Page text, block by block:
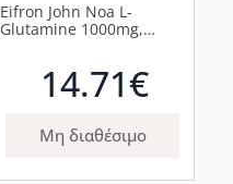
Eifron John Noa L-
Glutamine 1000mg,
14.71€
Μη διαθέσιμο